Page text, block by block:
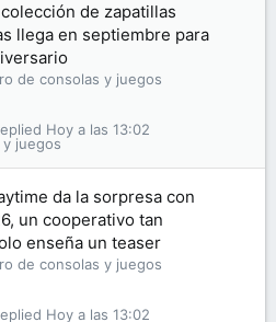
de zapatillas
llega en septiembre para
de consolas y juegos
juegos
Hoy a las 13:02
da la sorpresa con
un cooperativo tan
enseña un teaser
de consolas y juegos
Hoy a las 13:02